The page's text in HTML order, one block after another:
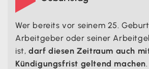
Wer bereits vor seinem 25.
Arbeitgeber oder seiner
ist, darf diesen Zeitraum auch
Kündigungsfrist geltend machen